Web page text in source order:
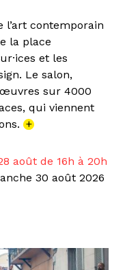
contemporain
la place
et les
Le salon,
sur 4000
qui viennent
+
août de 16h à 20h
30 août 2026